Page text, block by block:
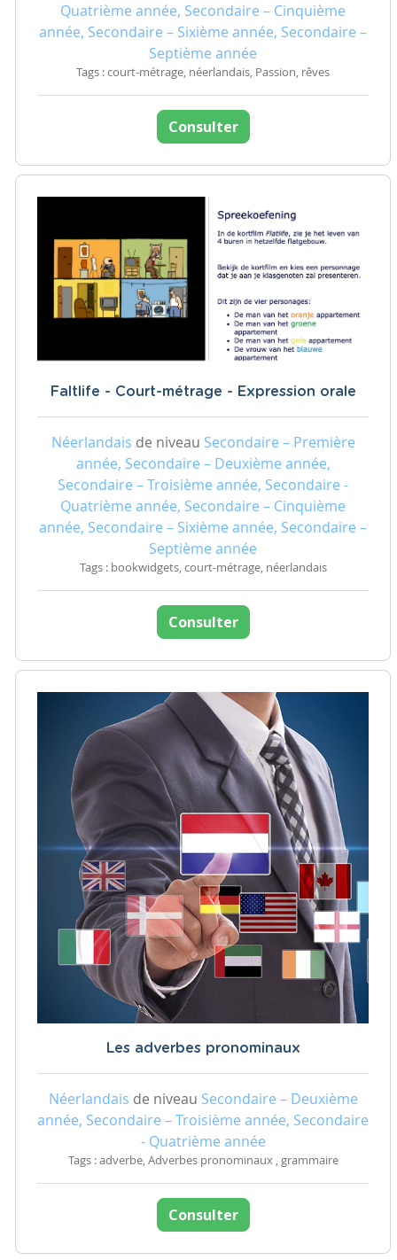
Quatrième année, Secondaire – Cinquième
année, Secondaire – Sixième année, Secondaire –
Septième année
Tags : court-métrage, néerlandais, Passion, rêves
Consulter
Faltlife - Court-métrage - Expression orale
Néerlandais de niveau Secondaire – Première
année, Secondaire – Deuxième année,
Secondaire – Troisième année, Secondaire -
Quatrième année, Secondaire – Cinquième
année, Secondaire – Sixième année, Secondaire –
Septième année
Tags : bookwidgets, court-métrage, néerlandais
Consulter
Les adverbes pronominaux
Néerlandais de niveau Secondaire – Deuxième
année, Secondaire – Troisième année, Secondaire
- Quatrième année
Tags : adverbe, Adverbes pronominaux , grammaire
Consulter